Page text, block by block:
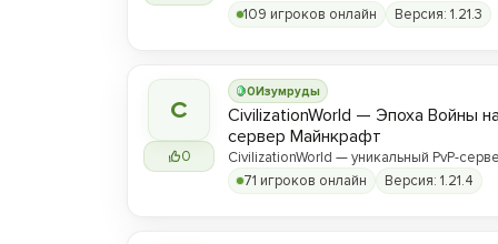
109 игроков онлайн
Версия: 1.21.3
C
0
0Изумруды
CivilizationWorld — Эпоха Войны
сервер Майнкрафт
CivilizationWorld — уникальный PvP-
Присоединяйся и стань частью
противостояния между Альвами и
71 игроков онлайн Версия: 1.21.4